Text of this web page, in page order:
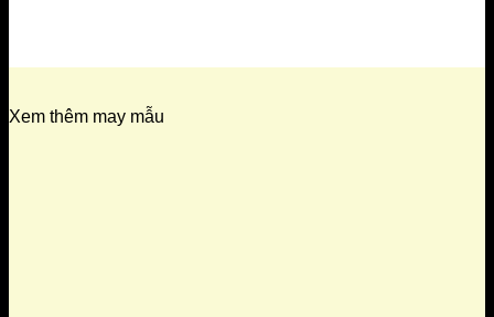
Xem thêm may mẫu